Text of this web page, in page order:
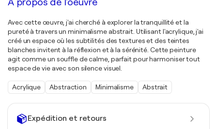
Expédition et retours
Avec cette œuvre, j'ai cherché à explorer la tranquillité et la
pureté à travers un minimalisme abstrait. Utilisant l'acrylique, j'ai
créé un espace où les subtilités des textures et des teintes
blanches invitent à la réflexion et à la sérénité. Cette peinture
agit comme un souffle de calme, parfait pour harmoniser tout
espace de vie avec son silence visuel.
Acrylique Abstraction Minimalisme Abstrait